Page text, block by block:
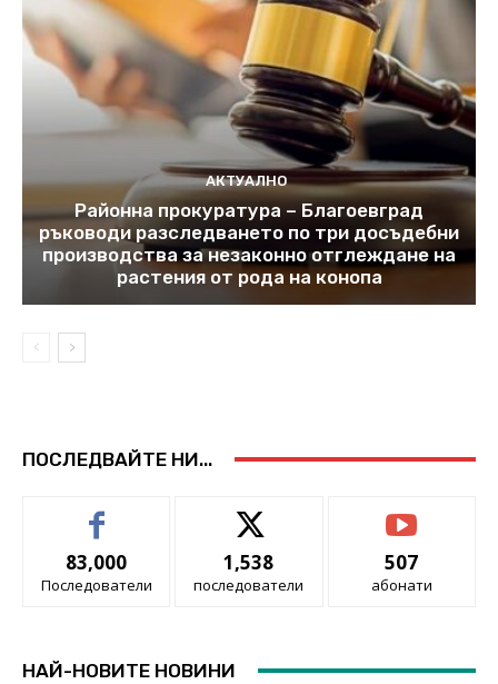
АКТУАЛНО
Районна прокуратура – Благоевград
ръководи разследването по три досъдебни
производства за незаконно отглеждане на
растения от рода на конопа
ПОСЛЕДВАЙТЕ НИ...
83,000
Последователи
1,538
последователи
507
абонати
НАЙ-НОВИТЕ НОВИНИ